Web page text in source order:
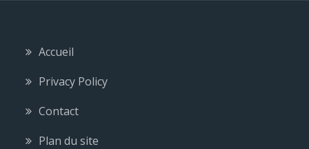
Accueil
Privacy Policy
Contact
Plan du site